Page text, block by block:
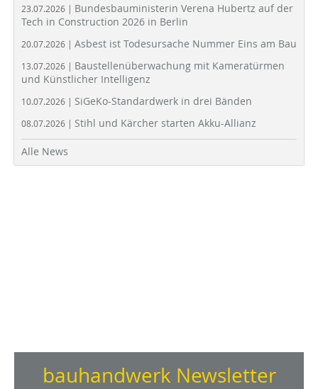
23.07.2026 | Bundesbauministerin Verena Hubertz auf der
Tech in Construction 2026 in Berlin
20.07.2026 | Asbest ist Todesursache Nummer Eins am Bau
13.07.2026 | Baustellenüberwachung mit Kameratürmen
und Künstlicher Intelligenz
10.07.2026 | SiGeKo-Standardwerk in drei Bänden
08.07.2026 | Stihl und Kärcher starten Akku-Allianz
Alle News
bauhandwerk Newsletter